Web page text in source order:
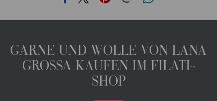
GARNE UND WOLLE VON LANA
GROSSA KAUFEN IM FILATI-
SHOP